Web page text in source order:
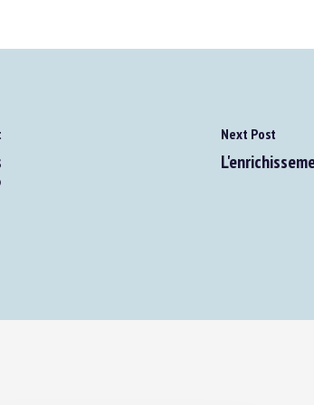
Next Post